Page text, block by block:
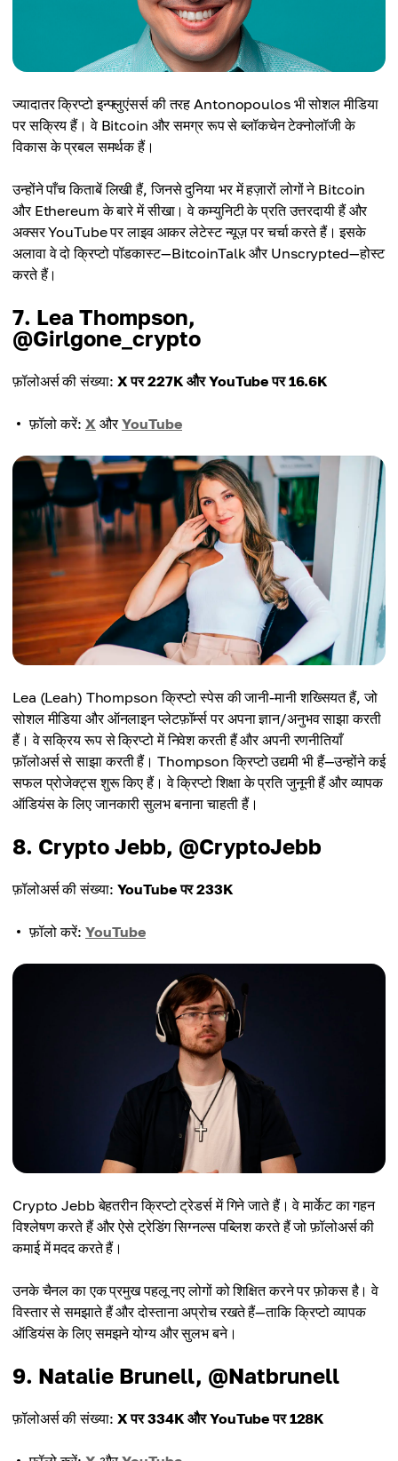
ज्यादातर क्रिप्टो इन्फ्लुएंसर्स की तरह Antonopoulos भी सोशल मीडिया
पर सक्रिय हैं। वे Bitcoin और समग्र रूप से ब्लॉकचेन टेक्नोलॉजी के
विकास के प्रबल समर्थक हैं।
उन्होंने पाँच किताबें लिखी हैं, जिनसे दुनिया भर में हज़ारों लोगों ने Bitcoin
और Ethereum के बारे में सीखा। वे कम्युनिटी के प्रति उत्तरदायी हैं और
अक्सर YouTube पर लाइव आकर लेटेस्ट न्यूज़ पर चर्चा करते हैं। इसके
अलावा वे दो क्रिप्टो पॉडकास्ट—BitcoinTalk और Unscrypted—होस्ट
करते हैं।
7. Lea Thompson,
@Girlgone_crypto
फ़ॉलोअर्स की संख्या: X पर 227K और YouTube पर 16.6K
फ़ॉलो करें: X औरYouTube
Lea (Leah) Thompson क्रिप्टो स्पेस की जानी-मानी शख्सियत हैं, जो
सोशल मीडिया और ऑनलाइन प्लेटफ़ॉर्म्स पर अपना ज्ञान/अनुभव साझा करती
हैं। वे सक्रिय रूप से क्रिप्टो में निवेश करती हैं और अपनी रणनीतियाँ
फ़ॉलोअर्स से साझा करती हैं। Thompson क्रिप्टो उद्यमी भी हैं—उन्होंने कई
सफल प्रोजेक्ट्स शुरू किए हैं। वे क्रिप्टो शिक्षा के प्रति जुनूनी हैं और व्यापक
ऑडियंस के लिए जानकारी सुलभ बनाना चाहती हैं।
8. Crypto Jebb, @CryptoJebb
फ़ॉलोअर्स की संख्या: YouTube पर 233K
फ़ॉलो करें: YouTube
Crypto Jebb बेहतरीन क्रिप्टो ट्रेडर्स में गिने जाते हैं। वे मार्केट का गहन
विश्लेषण करते हैं और ऐसे ट्रेडिंग सिग्नल्स पब्लिश करते हैं जो फ़ॉलोअर्स की
कमाई में मदद करते हैं।
उनके चैनल का एक प्रमुख पहलू नए लोगों को शिक्षित करने पर फ़ोकस है। वे
विस्तार से समझाते हैं और दोस्ताना अप्रोच रखते हैं—ताकि क्रिप्टो व्यापक
ऑडियंस के लिए समझने योग्य और सुलभ बने।
9. Natalie Brunell, @Natbrunell
फ़ॉलोअर्स की संख्या: X पर 334K और YouTube पर 128K